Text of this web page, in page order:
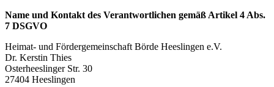
Name und Kontakt des Verantwortlichen gemäß Artikel 4 Abs.
7 DSGVO
Heimat- und Fördergemeinschaft Börde Heeslingen e.V.
Dr. Kerstin Thies
Osterheeslinger Str. 30
27404 Heeslingen